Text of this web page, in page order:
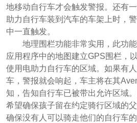
地移动自行车才会触发警报。还有
助力自行车装到汽车的车架上时，
中一直触发。
地理围栏功能非常实用，此功能
应用程序中的地图建立GPS围栏，
使用电助力自行车的区域。如果有
车，警报就会响起，车主将在其
知，告知自行车已被带出允许区域
希望确保孩子留在约定骑行区域的
确保没有人可以骑走他们的自行车